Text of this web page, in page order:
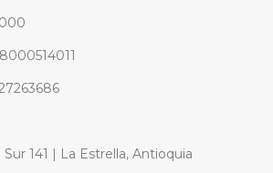
141 | La Estrella, Antioquia